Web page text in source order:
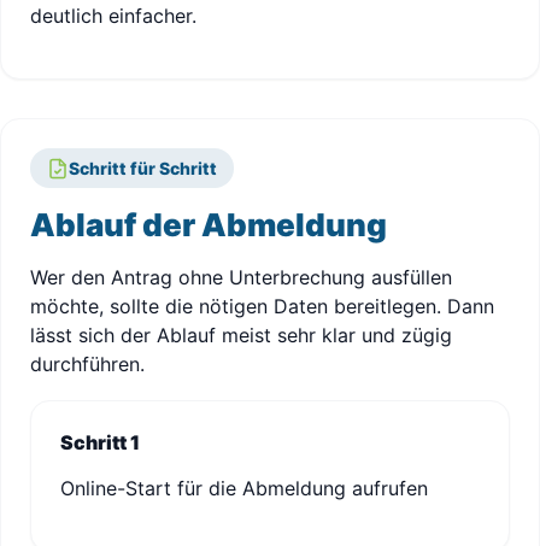
deutlich einfacher.
Schritt für Schritt
Ablauf der Abmeldung
Wer den Antrag ohne Unterbrechung ausfüllen
möchte, sollte die nötigen Daten bereitlegen. Dann
lässt sich der Ablauf meist sehr klar und zügig
durchführen.
Schritt 1
Online-Start für die Abmeldung aufrufen